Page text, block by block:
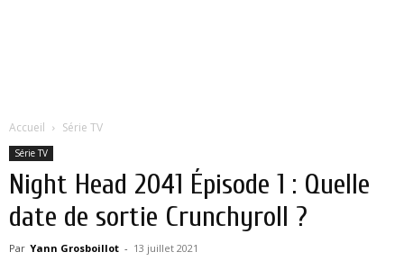
Accueil Série TV
Série TV
Night Head 2041 Épisode 1 : Quelle
date de sortie Crunchyroll ?
Par Yann Grosboillot - 13 juillet 2021